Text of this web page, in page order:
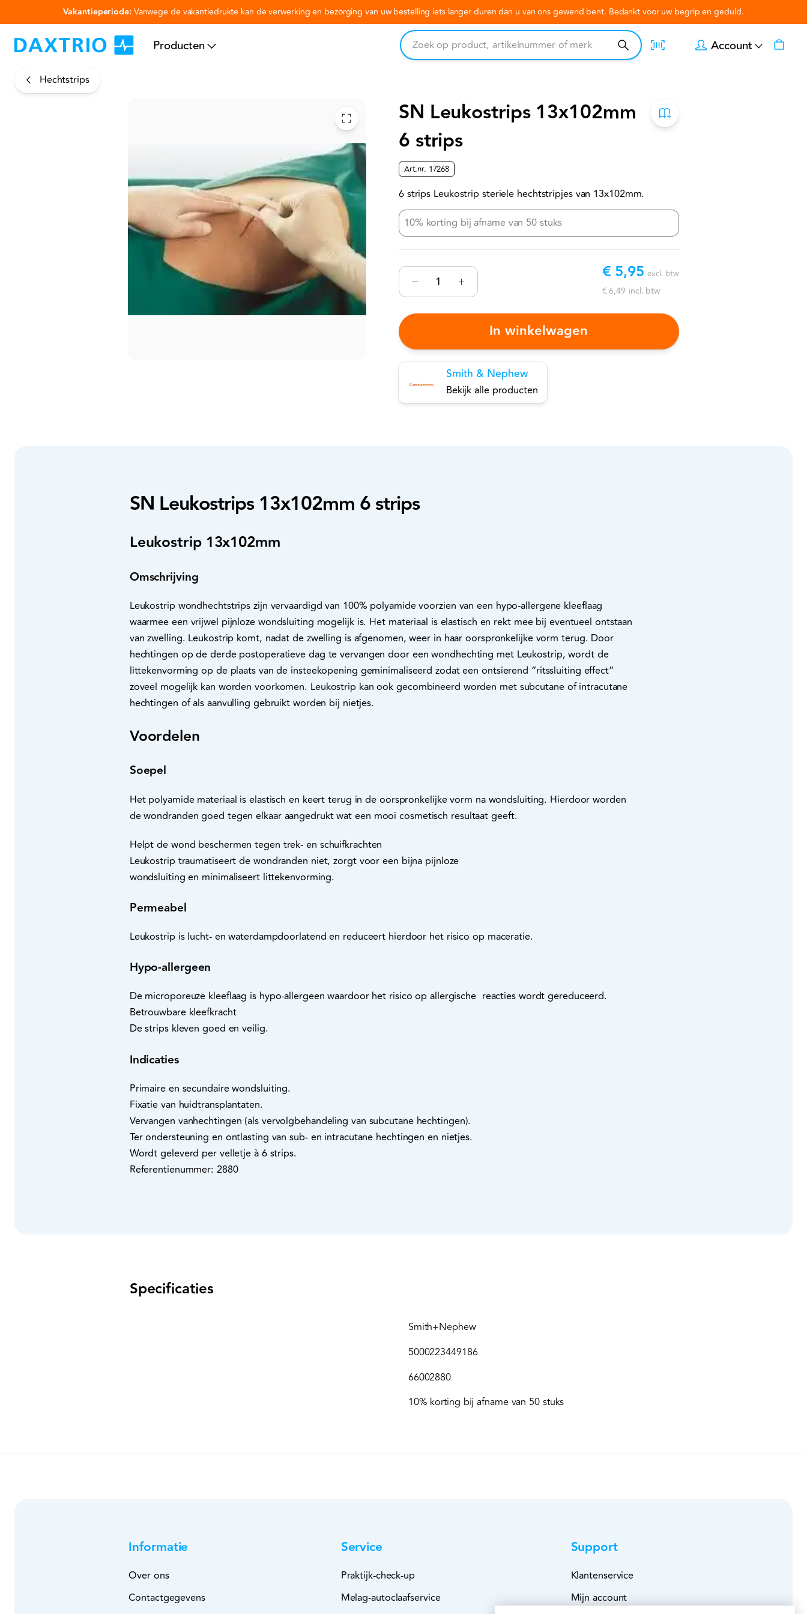
Vakantieperiode: Vanwege de vakantiedrukte kan de verwerking en bezorging van uw bestelling iets langer duren dan u van ons gewend bent. Bedankt voor uw begrip en geduld.
Producten Account
Hechtstrips
SN Leukostrips 13x102mm
6 strips
Art.nr. 17268
6 strips Leukostrip steriele hechtstripjes van 13x102mm.
10% korting bij afname van 50 stuks
€ 5,95 excl. btw
€ 6,49 incl. btw
In winkelwagen
Smith & Nephew
Bekijk alle producten
SN Leukostrips 13x102mm 6 strips
Leukostrip 13x102mm
Omschrijving
Leukostrip wondhechtstrips zijn vervaardigd van 100% polyamide voorzien van een hypo-allergene kleeflaag
waarmee een vrijwel pijnloze wondsluiting mogelijk is. Het materiaal is elastisch en rekt mee bij eventueel ontstaan
van zwelling. Leukostrip komt, nadat de zwelling is afgenomen, weer in haar oorspronkelijke vorm terug. Door
hechtingen op de derde postoperatieve dag te vervangen door een wondhechting met Leukostrip, wordt de
littekenvorming op de plaats van de insteekopening geminimaliseerd zodat een ontsierend “ritssluiting effect”
zoveel mogelijk kan worden voorkomen. Leukostrip kan ook gecombineerd worden met subcutane of intracutane
hechtingen of als aanvulling gebruikt worden bij nietjes.
Voordelen
Soepel
Het polyamide materiaal is elastisch en keert terug in de oorspronkelijke vorm na wondsluiting. Hierdoor worden
de wondranden goed tegen elkaar aangedrukt wat een mooi cosmetisch resultaat geeft.
Helpt de wond beschermen tegen trek- en schuifkrachten
Leukostrip traumatiseert de wondranden niet, zorgt voor een bijna pijnloze
wondsluiting en minimaliseert littekenvorming.
Permeabel
Leukostrip is lucht- en waterdampdoorlatend en reduceert hierdoor het risico op maceratie.
Hypo-allergeen
De microporeuze kleeflaag is hypo-allergeen waardoor het risico op allergische reacties wordt gereduceerd.
Betrouwbare kleefkracht
De strips kleven goed en veilig.
Indicaties
Primaire en secundaire wondsluiting.
Fixatie van huidtransplantaten.
Vervangen vanhechtingen (als vervolgbehandeling van subcutane hechtingen).
Ter ondersteuning en ontlasting van sub- en intracutane hechtingen en nietjes.
Wordt geleverd per velletje à 6 strips.
Referentienummer: 2880
Specificaties
Smith+Nephew
5000223449186
66002880
10% korting bij afname van 50 stuks
Informatie
Over ons
Contactgegevens
Service
Praktijk-check-up
Melag-autoclaafservice
Support
Klantenservice
Mijn account